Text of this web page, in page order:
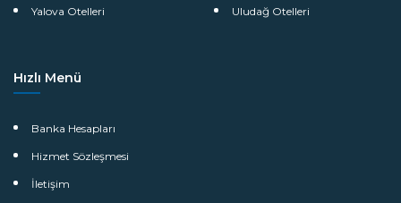
Yalova Otelleri Uludağ Otelleri
Hızlı Menü
Banka Hesapları
Hizmet Sözleşmesi
İletişim